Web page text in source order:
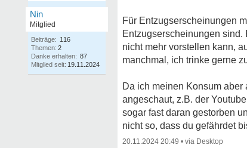
Nin
Mitglied
Beiträge: 116
Themen: 2
Danke erhalten: 87
Mitglied seit: 19.11.2024
Für Entzugserscheinungen
Entzugserscheinungen
nicht mehr vorstellen kann,
manchmal, ich trinke gerne
Da ich meinen Konsum
angeschaut, z.B. der
sogar fast daran gestorben
nicht so, dass du gefährdet
20.11.2024 20:49 •